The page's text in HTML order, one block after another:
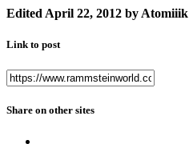
Edited April 22, 2012 by Atomiiik
Link to post
Share on other sites